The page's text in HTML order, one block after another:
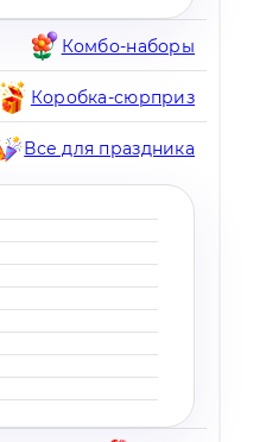
Комбо-наборы
Коробка-сюрприз
Все для праздника